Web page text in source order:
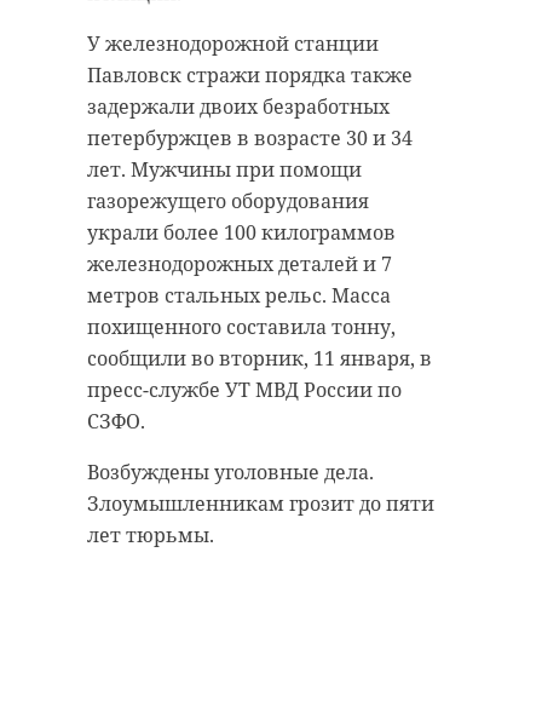
У железнодорожной станции
Павловск стражи порядка также
задержали двоих безработных
петербуржцев в возрасте 30 и 34
лет. Мужчины при помощи
газорежущего оборудования
украли более 100 килограммов
железнодорожных деталей и 7
метров стальных рельс. Масса
похищенного составила тонну,
сообщили во вторник, 11 января, в
пресс-службе УТ МВД России по
СЗФО.
Возбуждены уголовные дела.
Злоумышленникам грозит до пяти
лет тюрьмы.
оказалась теплее окружающей
среды.
Небольшую погрешность от +4 до
+7 градусов можно списать на
каптажный колодец, глубина
которого около 1,5 метров. В этом
резервуаре вода скапливается
перед тем, как излиться из
маскарона льва.
Получается, что
вода в источнике не
меняет свою
температуру на
эфир» на канале «Россия».
В последние годы журналист
работал на телеканале
«Культура», где курировал
несколько программ.
Фото: vesti.ru
умер скончался
ведущий
михаил зеленский
Поделиться статьей: